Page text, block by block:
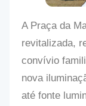
A Praça da
revitalizada,
convívio
nova
até fonte